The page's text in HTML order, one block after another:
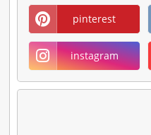
pinterest
instagram